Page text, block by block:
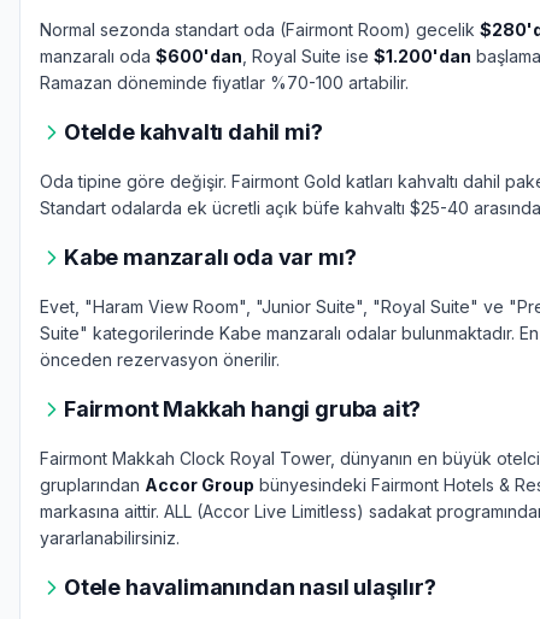
Normal sezonda standart oda (Fairmont Room) gecelik
manzaralı oda $600'dan , Royal Suite ise $1.200'dan
Ramazan döneminde fiyatlar %70-100 artabilir.
Otelde kahvaltı dahil mi?
Oda tipine göre değişir. Fairmont Gold katları kahvaltı dahil
Standart odalarda ek ücretli açık büfe kahvaltı $25-40
Kabe manzaralı oda var mı?
Evet, "Haram View Room", "Junior Suite", "Royal Suite" ve
Suite" kategorilerinde Kabe manzaralı odalar bulunmaktadır.
önceden rezervasyon önerilir.
Fairmont Makkah hangi gruba ait?
Fairmont Makkah Clock Royal Tower, dünyanın en büyük
gruplarından Accor Group bünyesindeki Fairmont Hotels &
markasına aittir. ALL (Accor Live Limitless) sadakat
yararlanabilirsiniz.
Otele havalimanından nasıl ulaşılır?